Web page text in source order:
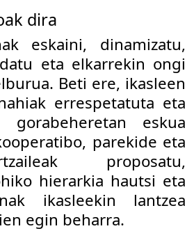
dira
eskaini, dinamizatu,
eta elkarrekin ongi
Beti ere, ikasleen
errespetatuta eta
eskua
parekide eta
proposatu,
hierarkia hautsi eta
ikasleekin lantzea
egin beharra.